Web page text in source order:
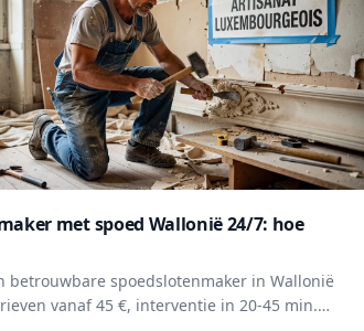
met spoed Wallonië 24/7: hoe
betrouwbare spoedslotenmaker in Wallonië
vanaf 45 €, interventie in 20-45 min.